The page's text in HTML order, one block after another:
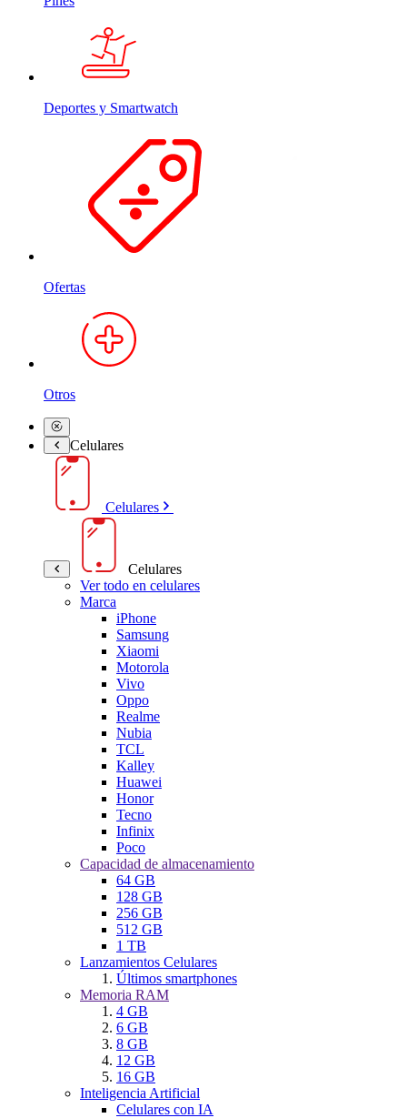
Deportes y Smartwatch
Ofertas
Otros
Celulares
Celulares
Celulares
Ver todo en celulares
Marca
iPhone
Samsung
Xiaomi
Motorola
Vivo
Oppo
Realme
Nubia
TCL
Kalley
Huawei
Honor
Tecno
Infinix
Poco
Capacidad de almacenamiento
64 GB
128 GB
256 GB
512 GB
1 TB
Lanzamientos Celulares
Últimos smartphones
Memoria RAM
4 GB
6 GB
8 GB
12 GB
16 GB
Inteligencia Artificial
Celulares con IA